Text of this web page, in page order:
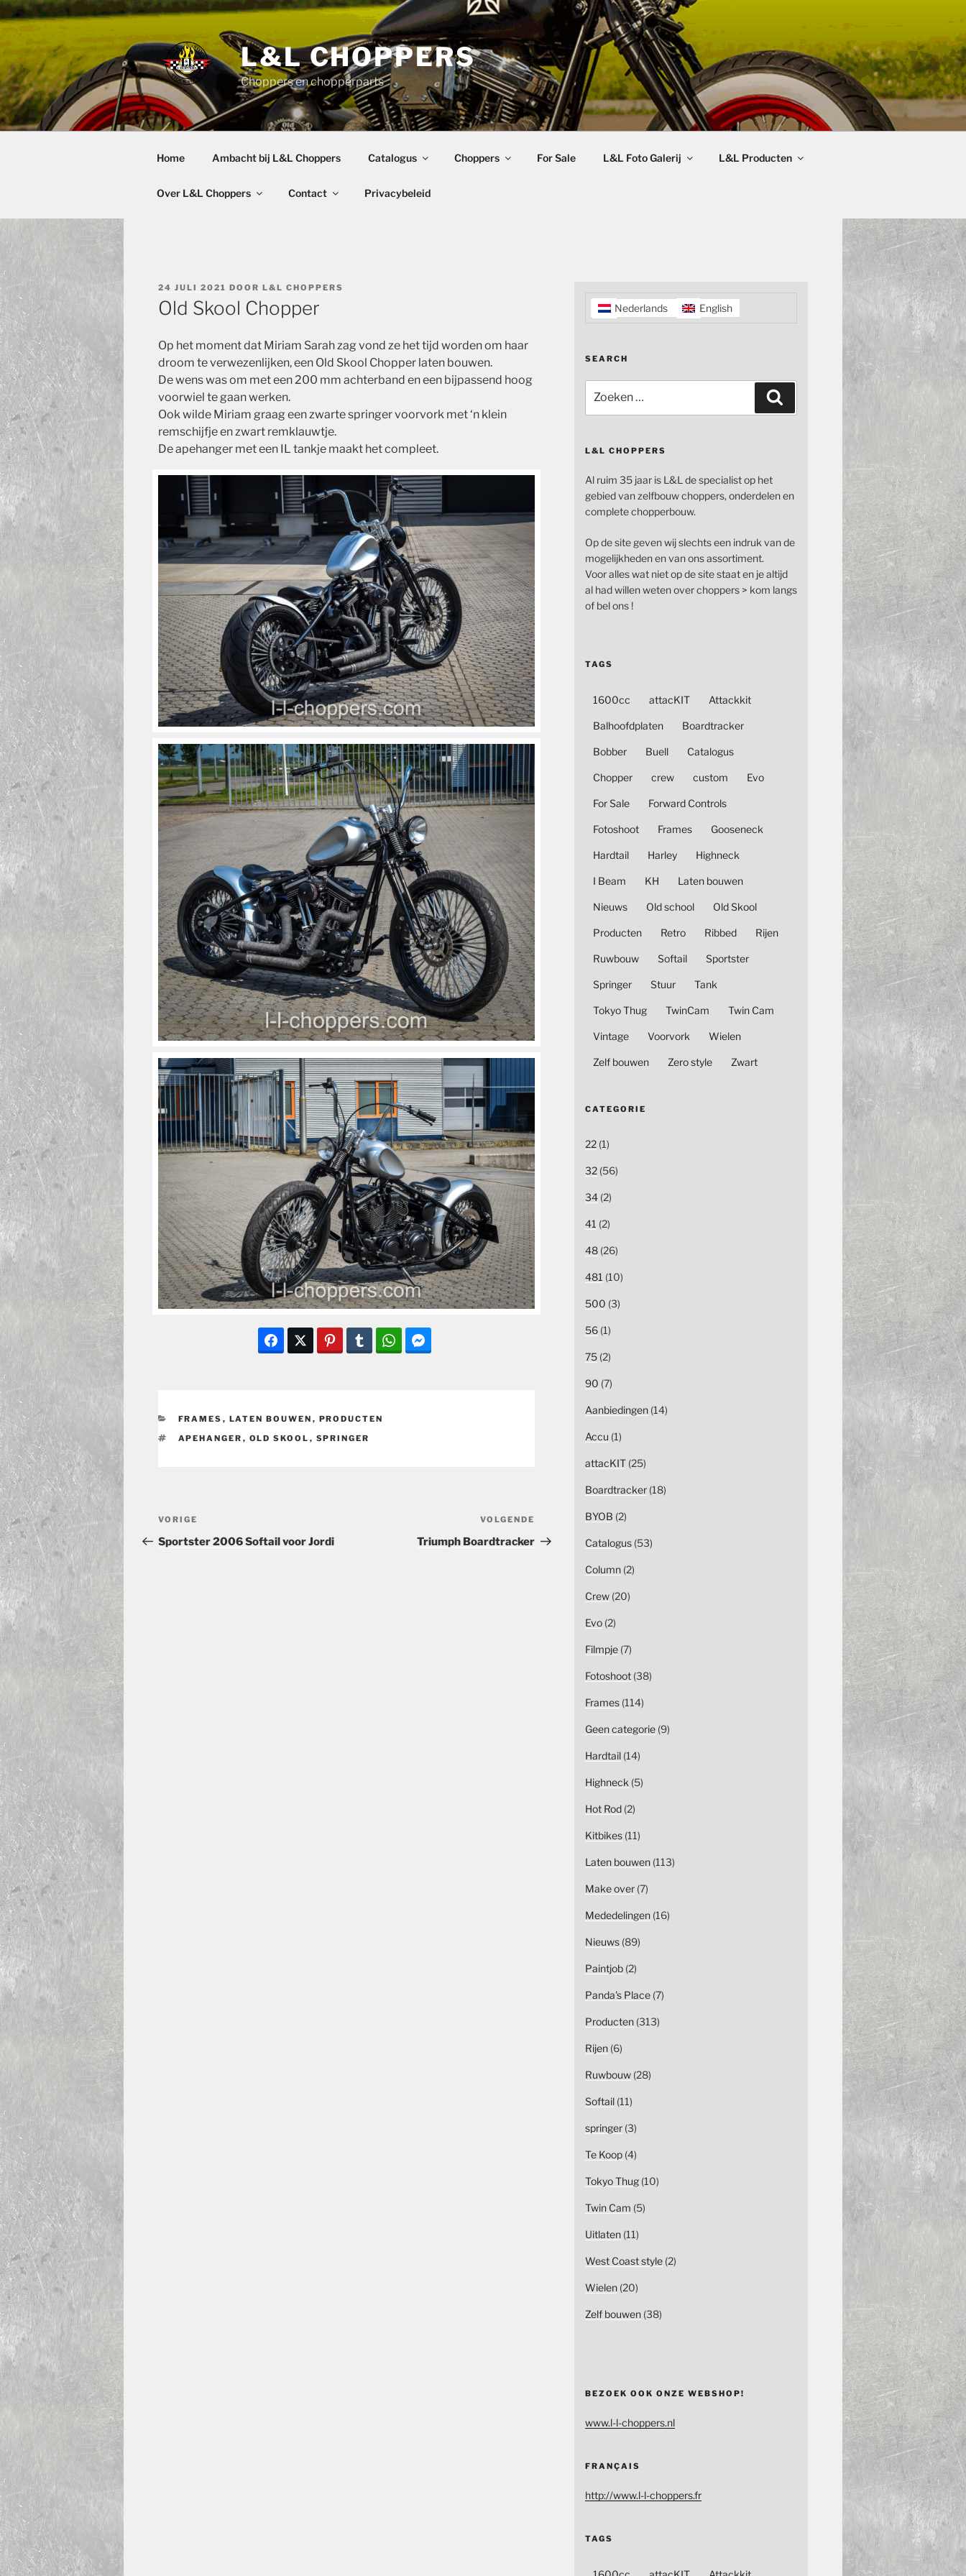
Ga
naar
inhoud
L&L CHOPPERS
Choppers en chopperparts
Home Ambacht bij L&L Choppers Catalogus Choppers For Sale L&L Foto Galerij L&L Producten
Over L&L Choppers Contact Privacybeleid
GEPLAATST
OP
24 JULI 2021 DOOR L&L CHOPPERS
Old Skool Chopper
Op het moment dat Miriam Sarah zag vond ze het tijd worden om haar
droom te verwezenlijken, een Old Skool Chopper laten bouwen.
De wens was om met een 200 mm achterband en een bijpassend hoog
voorwiel te gaan werken.
Ook wilde Miriam graag een zwarte springer voorvork met ‘n klein
remschijfje en zwart remklauwtje.
De apehanger met een IL tankje maakt het compleet.
CATEGORIEËN
FRAMES , LATEN BOUWEN , PRODUCTEN
TAGS
APEHANGER , OLD SKOOL , SPRINGER
Bericht
navigatie
Vorig
bericht
VORIGE
Sportster 2006 Softail voor Jordi
bericht
VOLGENDE
Triumph Boardtracker
Nederlands English
SEARCH
naar:
L&L CHOPPERS
Al ruim 35 jaar is L&L de specialist op het
gebied van zelfbouw choppers, onderdelen en
complete chopperbouw.
Op de site geven wij slechts een indruk van de
mogelijkheden en van ons assortiment.
Voor alles wat niet op de site staat en je altijd
al had willen weten over choppers > kom langs
of bel ons !
TAGS
1600cc attacKIT Attackkit
Balhoofdplaten Boardtracker
Bobber Buell Catalogus
Chopper crew custom Evo
For Sale Forward Controls
Fotoshoot Frames Gooseneck
Hardtail Harley Highneck
I Beam KH Laten bouwen
Nieuws Old school Old Skool
Producten Retro Ribbed Rijen
Ruwbouw Softail Sportster
Springer Stuur Tank
Tokyo Thug TwinCam Twin Cam
Vintage Voorvork Wielen
Zelf bouwen Zero style Zwart
CATEGORIE
22(1)
32(56)
34(2)
41 (2)
48(26)
481 (10)
500 (3)
56(1)
75(2)
90 (7)
Aanbiedingen(14)
Accu (1)
attacKIT(25)
Boardtracker(18)
BYOB (2)
Catalogus(53)
Column(2)
Crew(20)
Evo(2)
Filmpje(7)
Fotoshoot(38)
Frames(114)
Geen categorie(9)
Hardtail(14)
Highneck (5)
Hot Rod(2)
Kitbikes(11)
Laten bouwen(113)
Make over(7)
Mededelingen(16)
Nieuws(89)
Paintjob(2)
Panda's Place(7)
Producten(313)
Rijen(6)
Ruwbouw(28)
Softail(11)
springer(3)
Te Koop(4)
Tokyo Thug(10)
Twin Cam (5)
Uitlaten(11)
West Coast style(2)
Wielen(20)
Zelf bouwen(38)
BEZOEK OOK ONZE WEBSHOP!
www.l-l-choppers.nl
FRANÇAIS
http://www.l-l-choppers.fr
TAGS